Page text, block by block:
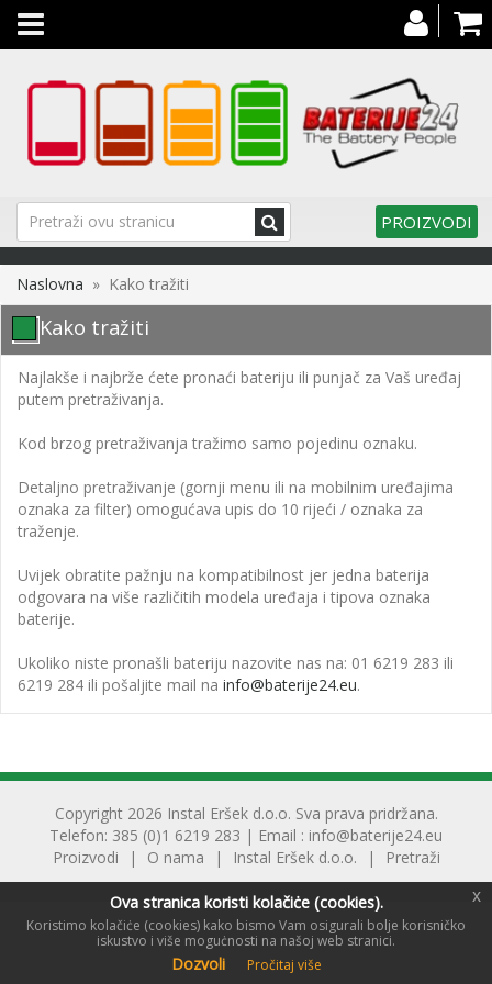
Toggle
navigation
PROIZVODI
Naslovna » Kako tražiti
Kako tražiti
Najlakše i najbrže ćete pronaći bateriju ili punjač za Vaš uređaj
putem pretraživanja.
Kod brzog pretraživanja tražimo samo pojedinu oznaku.
Detaljno pretraživanje (gornji menu ili na mobilnim uređajima
oznaka za filter) omogućava upis do 10 rijeći / oznaka za
traženje.
Uvijek obratite pažnju na kompatibilnost jer jedna baterija
odgovara na više različitih modela uređaja i tipova oznaka
baterije.
Ukoliko niste pronašli bateriju nazovite nas na: 01 6219 283 ili
6219 284 ili pošaljite mail na info@baterije24.eu.
Copyright 2026 Instal Eršek d.o.o. Sva prava pridržana.
Telefon: 385 (0)1 6219 283 | Email : info@baterije24.eu
Proizvodi
O nama Instal Eršek d.o.o. Pretraži
Ova stranica koristi kolačiċe (cookies).
Koristimo kolačiċe (cookies) kako bismo Vam osigurali bolje korisničko
iskustvo i više moguċnosti na našoj web stranici.
Dozvoli Pročitaj više
x